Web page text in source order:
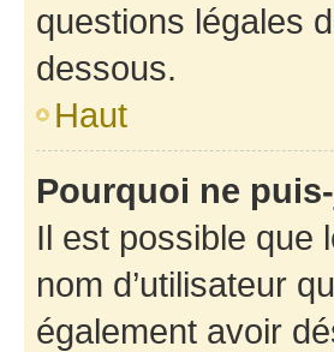
questions légales
dessous.
Haut
Pourquoi ne
Il est possible que
nom d’utilisateur
également avoir